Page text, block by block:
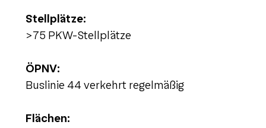
Stellplätze:
>75 PKW-Stellplätze
ÖPNV:
Buslinie 44 verkehrt regelmäßig
Flächen: